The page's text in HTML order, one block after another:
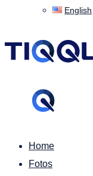
English
Home
Fotos